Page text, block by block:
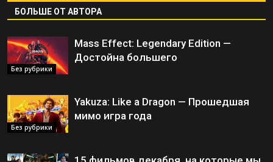
БОЛЬШЕ ОТ АВТОРА
Без рубрики
Mass Effect: Legendary Edition —
Достойна большего
Без рубрики
Yakuza: Like a Dragon — Прошедшая
мимо игра года